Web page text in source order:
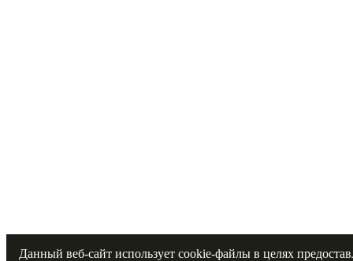
Данный веб-сайт использует cookie-файлы в целях